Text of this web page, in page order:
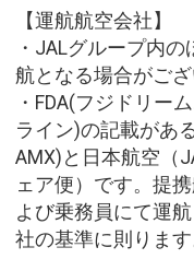
【運航航空会社】
・JALグループ内
航となる場合がござ
・FDA(フジドリー
ライン)の記載があ
AMX)と日本航空（
ェア便）です。提
よび乗務員にて運
社の基準に則ります